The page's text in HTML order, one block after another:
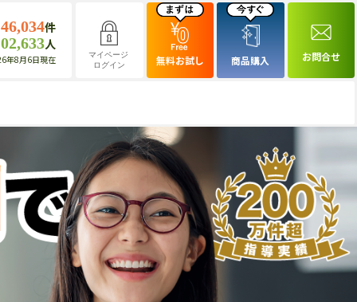
件
人
年8月6日現在
マイページ
ログイン
無料お試し 商品購入 お問合せ